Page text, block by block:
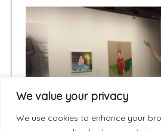
We value your privacy
We use cookies to enhance your